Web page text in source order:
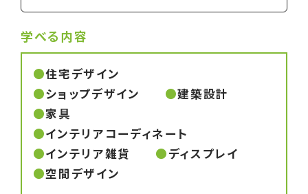
学べる内容
住宅デザイン
ショップデザイン
建築設計
家具
インテリアコーディネート
インテリア雑貨
ディスプレイ
空間デザイン